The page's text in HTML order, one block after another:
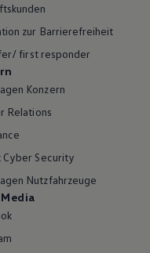
zur Barrierefreiheit
first responder
Konzern
Relations
Cyber Security
Nutzfahrzeuge